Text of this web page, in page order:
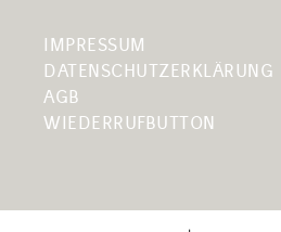
IMPRESSUM
DATENSCHUTZERKLÄRUNG
AGB
WIEDERRUFBUTTON